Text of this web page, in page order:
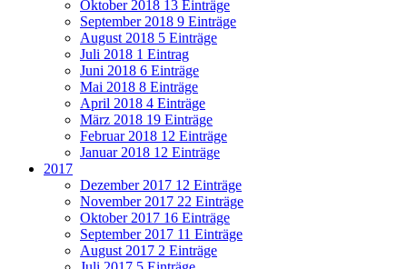
Oktober 2018 13 Einträge
September 2018 9 Einträge
August 2018 5 Einträge
Juli 2018 1 Eintrag
Juni 2018 6 Einträge
Mai 2018 8 Einträge
April 2018 4 Einträge
März 2018 19 Einträge
Februar 2018 12 Einträge
Januar 2018 12 Einträge
2017
Dezember 2017 12 Einträge
November 2017 22 Einträge
Oktober 2017 16 Einträge
September 2017 11 Einträge
August 2017 2 Einträge